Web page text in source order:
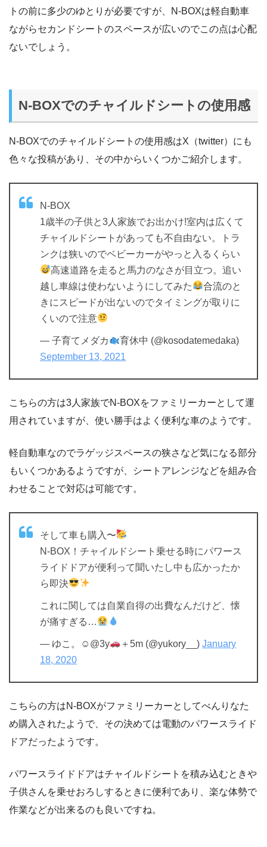
トの前に多少のゆとりが必要ですが、N-BOXは軽自動車
ながらセカンドシートのスペースが広いのでこの点は心配
ないでしょう。
N-BOXでのチャイルドシートの使用感
N-BOXでのチャイルドシートの使用感はX（twitter）にも
色々な投稿があり、その中からいくつかご紹介します。
N-BOX
1歳半の子供と3人家族でお出かけ!室内は広くて
チャイルドシートがあっても不自由ない。トラ
ンクは狭いのでベビーカーがやっと入るくらい
高速道路を走ると馬力のなさが目立つ。追い
越し車線は使わないようにしてみた
合流のと
きにスピードが出ないのでタイミングが取りに
くいので注意
— 子育てメダカ
育休中 (@kosodatemedaka)
September 13, 2021
こちらの方は3人家族でN-BOXをファミリーカーとして運
用されていますが、使い勝手はよく便利な車のようです。
軽自動車なのでラゲッジスペースの狭さなど気になる部分
もいくつかあるようですが、シートアレンジなどを組み合
わせることで対応は可能です。
そして車も購入〜
N-BOX！チャイルドシート乗せる時にパワース
ライドドアが便利って聞いたし中も広かったか
ら即決
これに関しては自業自得の出費なんだけど、懐
が痛すぎる…
— ゆこ。☺︎@3y ＋5m (@yukory__)January
18, 2020
こちらの方はN-BOXがファミリーカーとしてべんりなた
め購入されたようで、その決めては電動のパワースライド
ドアだったようです。
パワースライドドアはチャイルドシートを積み込むときや
子供さんを乗せおろしするときに便利であり、楽な体勢で
作業などが出来るのも良いですね。